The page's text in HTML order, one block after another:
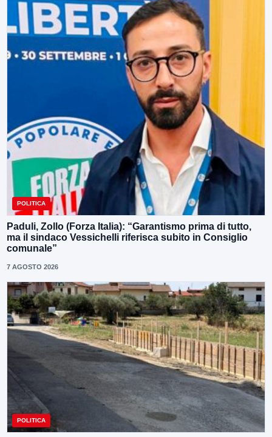
POLITICA
Paduli, Zollo (Forza Italia): “Garantismo prima di tutto,
ma il sindaco Vessichelli riferisca subito in Consiglio
comunale”
7 AGOSTO 2026
POLITICA